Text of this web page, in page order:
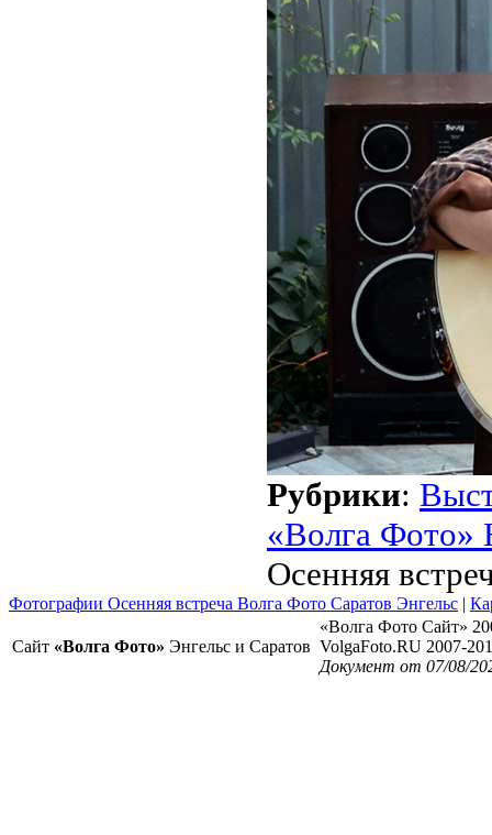
Рубрики:
«Волга Фото»
Осенняя
Фотографии Осенняя встреча Волга Фото Саратов Энгельс |
Сайт «Волга Фото» Энгельс и Саратов
«Волга Фото Сайт»
VolgaFoto.RU 2007-
Документ от 07/08/